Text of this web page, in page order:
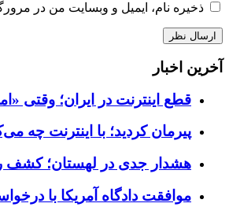
ذخیره نام، ایمیل و وبسایت من در
آخرین اخبار
قطع اینترنت در ایران؛ وقتی
پیرمان کردید؛ با اینترنت چه
هشدار جدی در لهستان؛ کشف
موافقت دادگاه آمریکا با درخواست صرافی